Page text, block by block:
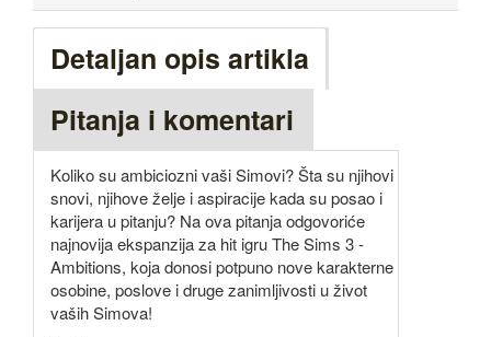
Detaljan opis artikla
Pitanja i komentari
Koliko su ambiciozni vaši Simovi? Šta su njihovi
snovi, njihove želje i aspiracije kada su posao i
karijera u pitanju? Na ova pitanja odgovoriće
najnovija ekspanzija za hit igru The Sims 3 -
Ambitions, koja donosi potpuno nove karakterne
osobine, poslove i druge zanimljivosti u život
vaših Simova!